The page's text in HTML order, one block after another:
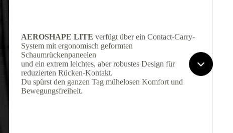
AEROSHAPE LITE verfügt über ein Contact-Carry-
System mit ergonomisch geformten
Schaumrückenpaneelen
und ein extrem leichtes, aber robustes Design für
reduzierten Rücken-Kontakt.
Du spürst den ganzen Tag mühelosen Komfort und
Bewegungsfreiheit.